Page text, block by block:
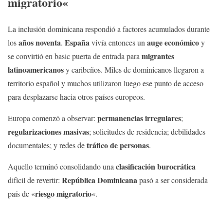
La inclusión dominicana respondió a factores acumulados durante
losaños noventa. Españavivía entonces un auge económicoy
se convirtió en basic puerta de entrada para migrantes
latinoamericanosy caribeños. Miles de dominicanos llegaron a
territorio español y muchos utilizaron luego ese punto de acceso
para desplazarse hacia otros países europeos.
Europa comenzó a observar: permanencias irregulares;
regularizaciones masivas; solicitudes de residencia; debilidades
documentales; y redes detráfico de personas.
Aquello terminó consolidando una clasificación burocrática
difícil de revertir: República Dominicanapasó a ser considerada
país de «riesgo migratorio«.